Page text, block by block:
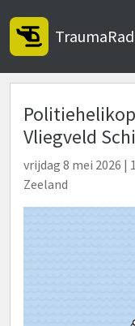
Vliegveld
vrijdag 8 mei 2026 |
Zeeland